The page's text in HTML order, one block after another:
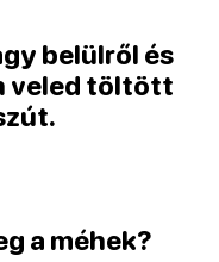
belülről és
veled töltött
a méhek?